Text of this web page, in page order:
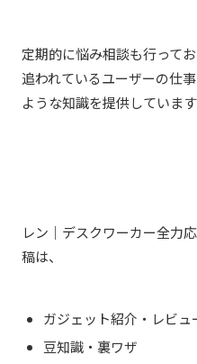
定期的に悩み相談も行って
追われているユーザーの仕
ような知識を提供しています
レン｜デスクワーカー全力
稿は、
ガジェット紹介・レビュ
豆知識・裏ワザ